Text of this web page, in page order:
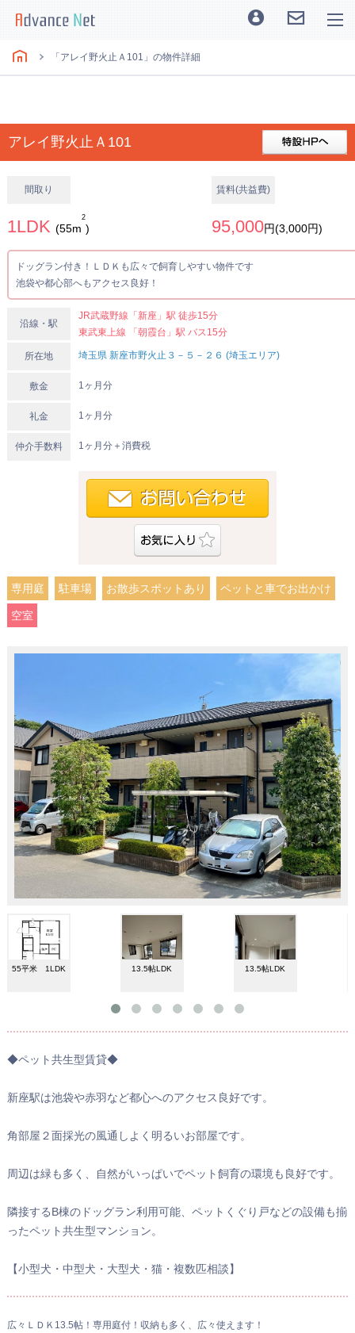
「アレイ野火止Ａ101」の物件詳細
アレイ野火止Ａ101
間取り 賃料(共益費)
1LDK (55m
2
) 95,000円(3,000円)
ドッグラン付き！ＬＤＫも広々で飼育しやすい物件です
池袋や都心部へもアクセス良好！
沿線・駅
JR武蔵野線「新座」駅 徒歩15分
東武東上線 「朝霞台」駅 バス15分
所在地 埼玉県 新座市野火止３－５－２６ (埼玉エリア)
敷金 1ヶ月分
礼金 1ヶ月分
仲介手数料 1ヶ月分＋消費税
専用庭 駐車場 お散歩スポットあり ペットと車でお出かけ
空室
55平米 1LDK 13.5帖LDK 13.5帖LDK
◆ペット共生型賃貸◆
新座駅は池袋や赤羽など都心へのアクセス良好です。
角部屋２面採光の風通しよく明るいお部屋です。
周辺は緑も多く、自然がいっぱいでペット飼育の環境も良好です。
隣接するB棟のドッグラン利用可能、ペットくぐり戸などの設備も揃
ったペット共生型マンション。
【小型犬・中型犬・大型犬・猫・複数匹相談】
広々ＬＤＫ13.5帖！専用庭付！収納も多く、広々使えます！